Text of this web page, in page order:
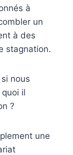
à
un
à des
stagnation.
nous
quoi il
?
une